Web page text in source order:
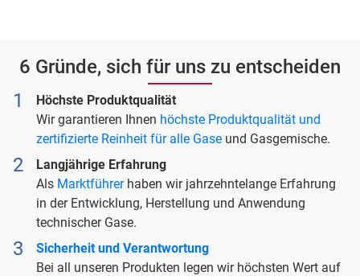
6 Gründe, sich für uns zu entscheiden
Höchste Produktqualität
Wir garantieren Ihnen höchste Produktqualität und
zertifizierte Reinheit für alle Gaseund Gasgemische.
Langjährige Erfahrung
Als Marktführerhaben wir jahrzehntelange Erfahrung
in der Entwicklung, Herstellung und Anwendung
technischer Gase.
Sicherheit und Verantwortung
Bei all unseren Produkten legen wir höchsten Wert auf